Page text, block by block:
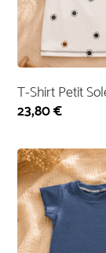
T-Shirt Petit
23,80€